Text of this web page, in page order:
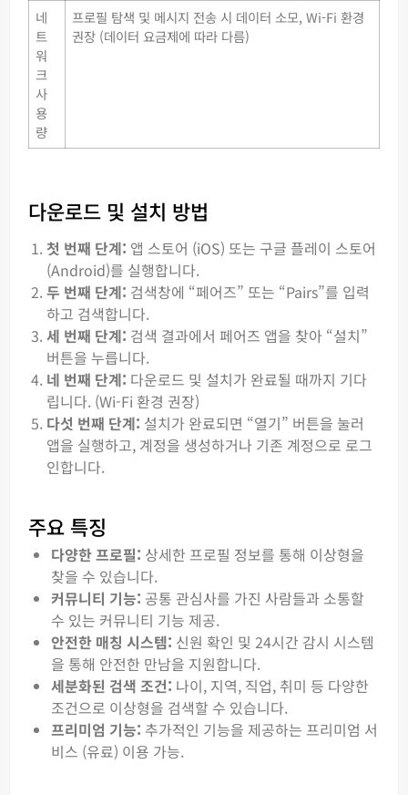
네
트
워
크
사
용
량
프로필 탐색 및 메시지 전송 시 데이터 소모, Wi-Fi 환경
권장 (데이터 요금제에 따라 다름)
다운로드 및 설치 방법
첫 번째 단계: 앱 스토어 (iOS) 또는 구글 플레이 스토어
(Android)를 실행합니다.
두 번째 단계: 검색창에 “페어즈” 또는 “Pairs”를 입력
하고 검색합니다.
세 번째 단계: 검색 결과에서 페어즈 앱을 찾아 “설치”
버튼을 누릅니다.
네 번째 단계: 다운로드 및 설치가 완료될 때까지 기다
립니다. (Wi-Fi 환경 권장)
다섯 번째 단계: 설치가 완료되면 “열기” 버튼을 눌러
앱을 실행하고, 계정을 생성하거나 기존 계정으로 로그
인합니다.
주요 특징
다양한 프로필: 상세한 프로필 정보를 통해 이상형을
찾을 수 있습니다.
커뮤니티 기능: 공통 관심사를 가진 사람들과 소통할
수 있는 커뮤니티 기능 제공.
안전한 매칭 시스템: 신원 확인 및 24시간 감시 시스템
을 통해 안전한 만남을 지원합니다.
세분화된 검색 조건: 나이, 지역, 직업, 취미 등 다양한
조건으로 이상형을 검색할 수 있습니다.
프리미엄 기능: 추가적인 기능을 제공하는 프리미엄 서
비스 (유료) 이용 가능.